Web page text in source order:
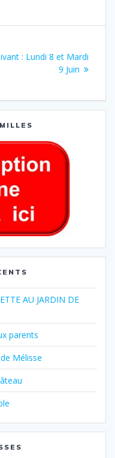
: Lundi 8 et Mardi
9 Juin
AU JARDIN DE
parents
Mélisse